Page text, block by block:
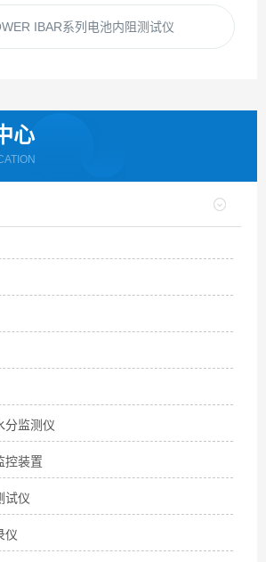
IBAR系列电池内阻测试仪
心
分监测仪
控装置
试仪
仪